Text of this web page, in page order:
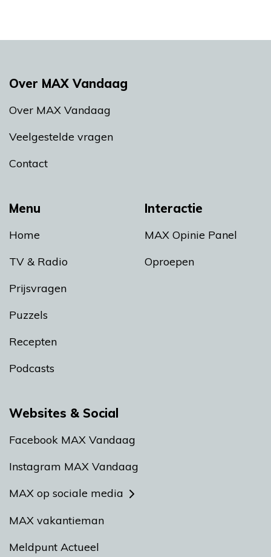
Menu
Home
TV & Radio
Prijsvragen
Puzzels
Recepten
Podcasts
Interactie
MAX Opinie Panel
Oproepen
Over MAX Vandaag
Over MAX Vandaag
Veelgestelde vragen
Contact
Websites & Social
Facebook MAX Vandaag
Instagram MAX Vandaag
MAX op sociale media
MAX vakantieman
Meldpunt Actueel